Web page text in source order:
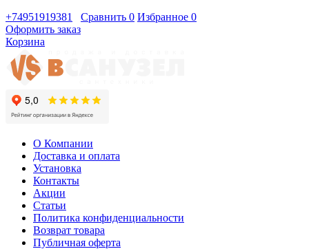
+74951919381
Сравнить 0 Избранное 0
Оформить заказ
Корзина
О Компании
Доставка и оплата
Установка
Контакты
Акции
Статьи
Политика конфиденциальности
Возврат товара
Публичная оферта